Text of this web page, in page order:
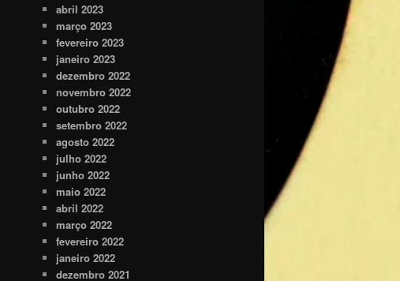
abril 2023
março 2023
fevereiro 2023
janeiro 2023
dezembro 2022
novembro 2022
outubro 2022
setembro 2022
agosto 2022
julho 2022
junho 2022
maio 2022
abril 2022
março 2022
fevereiro 2022
janeiro 2022
dezembro 2021